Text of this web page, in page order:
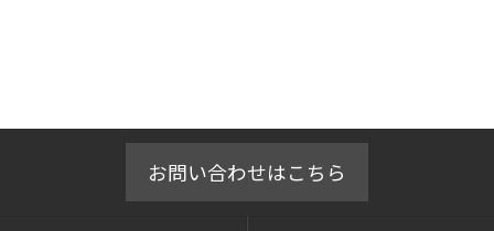
お問い合わせはこちら